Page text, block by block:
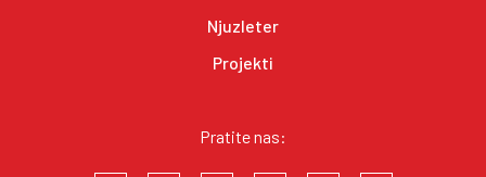
Njuzleter
Projekti
Pratite nas: